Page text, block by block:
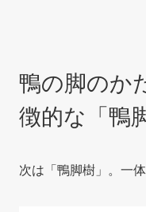
鴨の脚のか
徴的な「鴨
次は「鴨脚樹」。一